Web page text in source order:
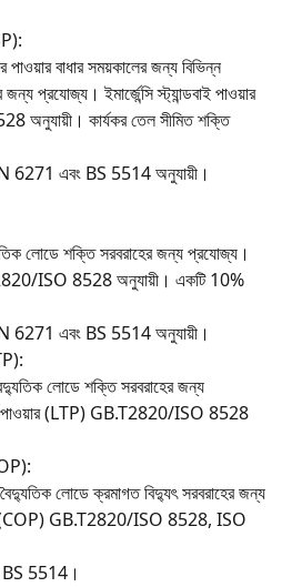
পাওয়ার বাধার সময়কালের জন্য বিভিন্ন
প্রযোজ্য। ইমার্জেন্সি স্ট্যান্ডবাই পাওয়ার
কার্যকর তেল সীমিত শক্তি
এবং BS 5514 অনুযায়ী।
লোডে শক্তি সরবরাহের জন্য প্রযোজ্য।
ISO 8528 অনুযায়ী। একটি 10%
এবং BS 5514 অনুযায়ী।
লোডে শক্তি সরবরাহের জন্য
পাওয়ার (LTP) GB.T2820/ISO 8528
লোডে ক্রমাগত বিদ্যুৎ সরবরাহের জন্য
(COP) GB.T2820/ISO 8528, ISO
5514।